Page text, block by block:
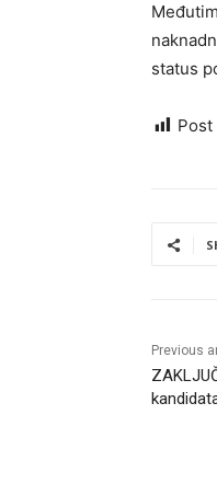
status
Post
Previous